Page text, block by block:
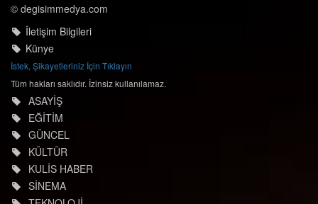
© degisimmedya.com
İletişim Bilgileri
Künye
İstek, Şikayetleriniz İçin Tıklayın
Tüm hakları saklıdır. İzinsiz kullanılamaz.
ASAYİŞ
EĞİTİM
GÜNCEL
KÜLTÜR
KULİS HABER
SİNEMA